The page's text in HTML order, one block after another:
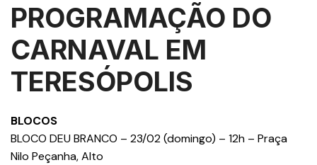
PROGRAMAÇÃO DO
CARNAVAL EM
TERESÓPOLIS
BLOCOS
BLOCO DEU BRANCO – 23/02 (domingo) – 12h – Praça
Nilo Peçanha, Alto